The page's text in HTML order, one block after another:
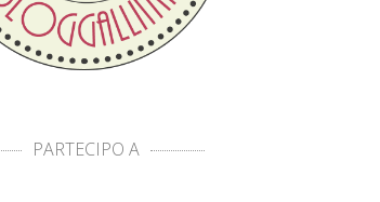
PARTECIPO A